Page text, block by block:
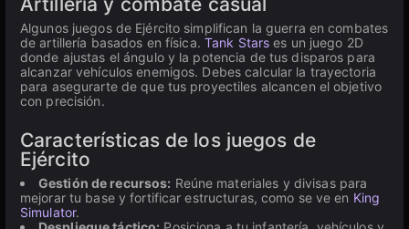
Algunos juegos de Ejército simplifican la guerra en combates
de artillería basados en física. Tank Stars es un juego 2D
donde ajustas el ángulo y la potencia de tus disparos para
alcanzar vehículos enemigos. Debes calcular la trayectoria
para asegurarte de que tus proyectiles alcancen el objetivo
con precisión.
Características de los juegos de
Ejército
Gestión de recursos: Reúne materiales y divisas para
mejorar tu base y fortificar estructuras, como se ve en King
Simulator.